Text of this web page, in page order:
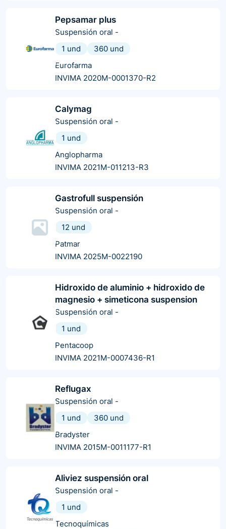
Pepsamar plus
Suspensión oral -
1 und
360 und
Eurofarma
INVIMA 2020M-0001370-R2
Calymag
Suspensión oral -
1 und
Anglopharma
INVIMA 2021M-011213-R3
Gastrofull suspensión
Suspensión oral -
12 und
Patmar
INVIMA 2025M-0022190
Hidroxido de aluminio + hidroxido de
magnesio + simeticona suspension
Suspensión oral -
1 und
Pentacoop
INVIMA 2021M-0007436-R1
Reflugax
Suspensión oral -
1 und
360 und
Bradyster
INVIMA 2015M-0011177-R1
Aliviez suspensión oral
Suspensión oral -
1 und
Tecnoquímicas